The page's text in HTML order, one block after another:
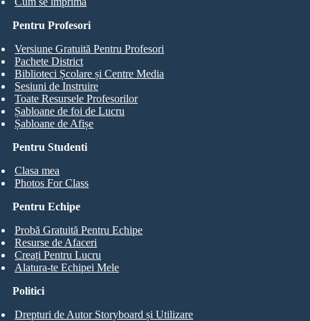
Pentru Studenti
Clasa mea
Photos For Class
Pentru Profesori
Versiune Gratuită Pentru Profesori
Pachete District
Biblioteci Școlare și Centre Media
Sesiuni de Instruire
Toate Resursele Profesorilor
Șabloane de foi de Lucru
Șabloane de Afișe
Pentru Echipe
Probă Gratuită Pentru Echipe
Resurse de Afaceri
Creați Pentru Lucru
Alatura-te Echipei Mele
Politici
Drepturi de Autor Storyboard și Utilizare